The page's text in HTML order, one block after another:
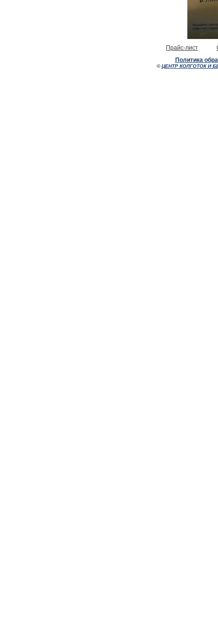
Прайс-лист
Политика
©ЦЕНТР КОЛГОТОК И